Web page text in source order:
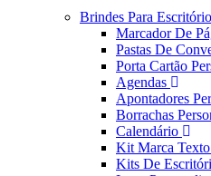
Brindes Para Escritório
Marcador De
Pastas De
Porta Cartão
Agendas
Apontadores
Borrachas
Calendário
Kit Marca Texto
Kits De